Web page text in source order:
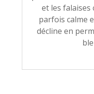
et les falaises
parfois calme
décline en